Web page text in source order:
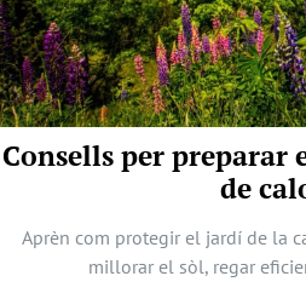
Consells per preparar
de
Aprèn com protegir el jardí de la
millorar el sòl, regar